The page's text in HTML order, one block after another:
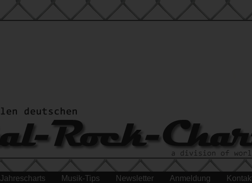
Jahrescharts Musik-Tips Newsletter Anmeldung